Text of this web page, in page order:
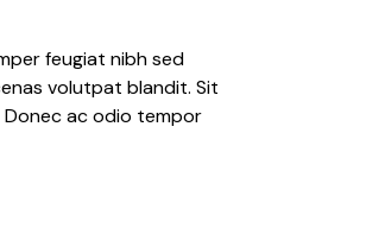
feugiat nibh sed
volutpat blandit. Sit
Donec ac odio tempor